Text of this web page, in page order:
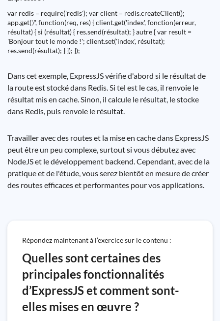
var redis = require('redis'); var client = redis.createClient();
app.get('/', function(req, res) { client.get('index', fonction(erreur,
résultat) { si (résultat) { res.send(résultat); } autre { var result =
'Bonjour tout le monde !'; client.set('index', résultat);
res.send(résultat); } }); });
Dans cet exemple, ExpressJS vérifie d'abord si le résultat de
la route est stocké dans Redis. Si tel est le cas, il renvoie le
résultat mis en cache. Sinon, il calcule le résultat, le stocke
dans Redis, puis renvoie le résultat.
Travailler avec des routes et la mise en cache dans ExpressJS
peut être un peu complexe, surtout si vous débutez avec
NodeJS et le développement backend. Cependant, avec de la
pratique et de l'étude, vous serez bientôt en mesure de créer
des routes efficaces et performantes pour vos applications.
Répondez maintenant à l’exercice sur le contenu :
Quelles sont certaines des
principales fonctionnalités
d’ExpressJS et comment sont-
elles mises en œuvre ?